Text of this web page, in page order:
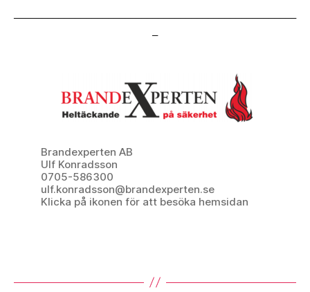
Brandexperten AB
Ulf Konradsson
0705-586300
ulf.konradsson@brandexperten.se
Klicka på ikonen för att besöka hemsidan